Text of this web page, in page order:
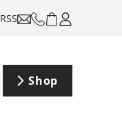
RSS
Shop